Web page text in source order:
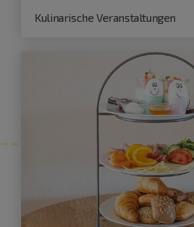
Kulinarische Veranstaltungen